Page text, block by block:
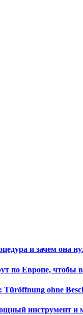
и зачем она
по Европе, чтобы
Türöffnung ohne
инструмент и